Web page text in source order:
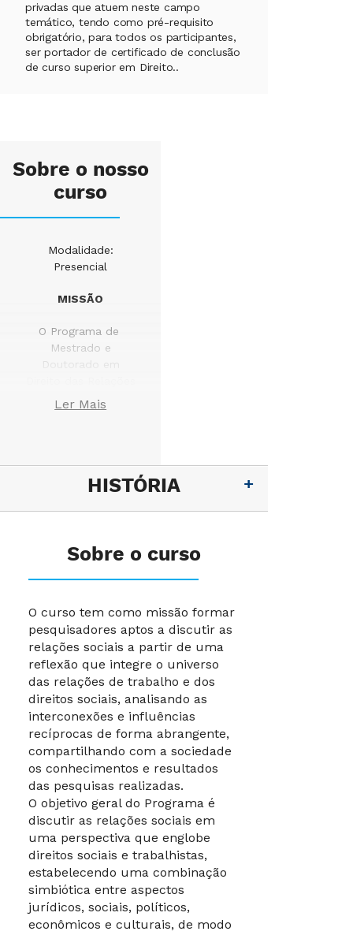
privadas que atuem neste campo
temático, tendo como pré-requisito
obrigatório, para todos os participantes,
ser portador de certificado de conclusão
de curso superior em Direito..
Sobre o nosso
curso
Modalidade:
Presencial
MISSÃO
O Programa de
Mestrado e
Doutorado em
Sociais e
Trabalhistas do UDF-
formar
pesquisadores aptos
sociais a partir de
integre o universo
das relações de
trabalho e dos
analisando as
interconexões e
influências
recíprocas de forma
abrangente,
compartilhando com
a sociedade os
conhecimentos e
resultados das
pesquisas realizadas,
“Constitucionalismo,
Direito do Trabalho
e Processo” e em
“Direitos Humanos
Sociais, Seguridade
Social e Meio
Ambiente do
Trabalho”.
Ler Mais
HISTÓRIA
Sobre o curso
O curso tem como missão formar
pesquisadores aptos a discutir as
relações sociais a partir de uma
reflexão que integre o universo
das relações de trabalho e dos
direitos sociais, analisando as
interconexões e influências
recíprocas de forma abrangente,
compartilhando com a sociedade
os conhecimentos e resultados
das pesquisas realizadas.
O objetivo geral do Programa é
discutir as relações sociais em
uma perspectiva que englobe
direitos sociais e trabalhistas,
estabelecendo uma combinação
simbiótica entre aspectos
jurídicos, sociais, políticos,
econômicos e culturais, de modo